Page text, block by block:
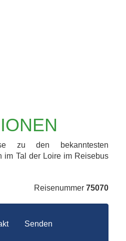
zu den bekanntesten
im Tal der Loire im Reisebus
Reisenummer 75070
Senden